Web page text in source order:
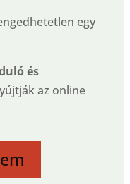
egy
és
az online